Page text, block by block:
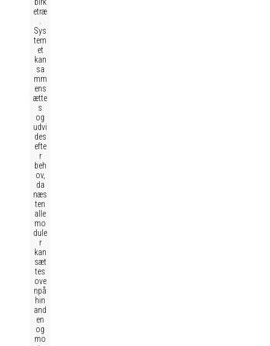
birk
etræ
.
Sys
tem
et
kan
sa
mm
ens
ætte
s
og
udvi
des
efte
r
beh
ov,
da
næs
ten
alle
mo
dule
r
kan
sæt
tes
ove
npå
hin
and
en
og
mo